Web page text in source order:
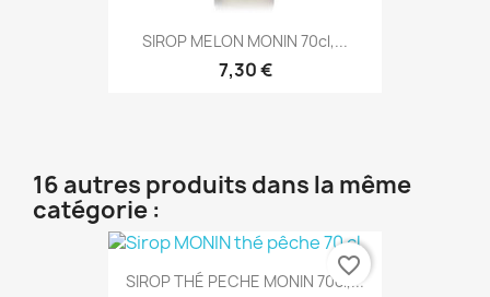
SIROP MELON MONIN 70cl,...
7,30 €
16 autres produits dans la même
catégorie :
SIROP THÉ PECHE MONIN 70cl,...
favorite_border